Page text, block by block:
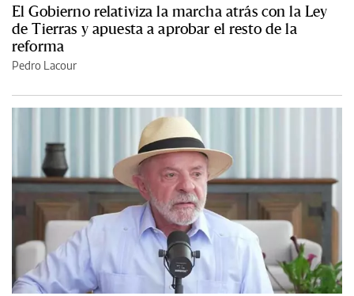
El Gobierno relativiza la marcha atrás con la Ley
de Tierras y apuesta a aprobar el resto de la
reforma
Pedro Lacour